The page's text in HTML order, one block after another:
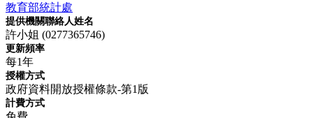
教育部統計處
提供機關聯絡人姓名
許小姐 (0277365746)
更新頻率
每1年
授權方式
政府資料開放授權條款-第1版
計費方式